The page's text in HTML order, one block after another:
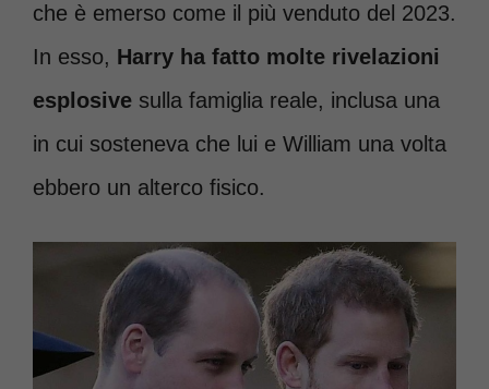
che è emerso come il più venduto del 2023.
In esso, Harry ha fatto molte rivelazioni
esplosive sulla famiglia reale, inclusa una
in cui sosteneva che lui e William una volta
ebbero un alterco fisico.